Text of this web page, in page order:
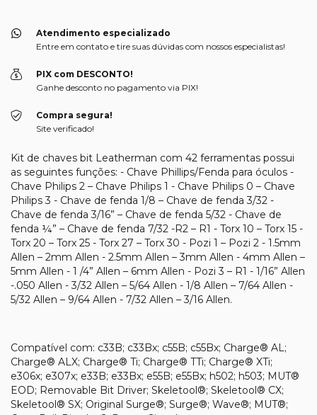
Atendimento especializado
Entre em contato e tire suas dúvidas com nossos especialistas!
PIX com DESCONTO!
Ganhe desconto no pagamento via PIX!
Compra segura!
Site verificado!
Kit de chaves bit Leatherman com 42 ferramentas possui
as seguintes funções: - Chave Phillips/Fenda para óculos -
Chave Philips 2 – Chave Philips 1 - Chave Philips 0 – Chave
Philips 3 - Chave de fenda 1/8 – Chave de fenda 3/32 -
Chave de fenda 3/16” – Chave de fenda 5/32 - Chave de
fenda ¼” – Chave de fenda 7/32 -R2 – R1 - Torx 10 – Torx 15 -
Torx 20 – Torx 25 - Torx 27 – Torx 30 - Pozi 1 – Pozi 2 - 1.5mm
Allen – 2mm Allen - 2.5mm Allen – 3mm Allen - 4mm Allen –
5mm Allen - 1 /4” Allen – 6mm Allen - Pozi 3 – R1 - 1/16” Allen
-.050 Allen - 3/32 Allen – 5/64 Allen - 1/8 Allen – 7/64 Allen -
5/32 Allen – 9/64 Allen - 7/32 Allen – 3/16 Allen.
Compatível com: c33B; c33Bx; c55B; c55Bx; Charge® AL;
Charge® ALX; Charge® Ti; Charge® TTi; Charge® XTi;
e306x; e307x; e33B; e33Bx; e55B; e55Bx; h502; h503; MUT®
EOD; Removable Bit Driver; Skeletool®; Skeletool® CX;
Skeletool® SX; Original Surge®; Surge®; Wave®; MUT®;